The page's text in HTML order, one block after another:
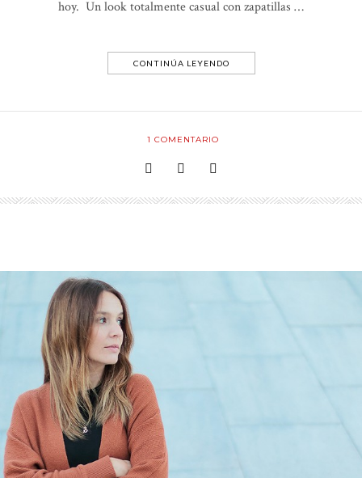
hoy. Un look totalmente casual con zapatillas …
CONTINÚA LEYENDO
1 COMENTARIO